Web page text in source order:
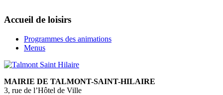
Accueil de loisirs
Programmes des animations
Menus
MAIRIE DE TALMONT-SAINT-HILAIRE
3, rue de l’Hôtel de Ville